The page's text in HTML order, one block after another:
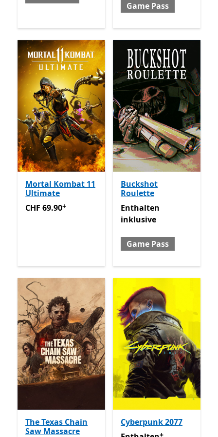
Game Pass
Mortal Kombat 11
Ultimate
CHF 69.90Enthält In-App-Käufe
CHF 69.90+
Buckshot
Roulette
Enthalten inklusive Game
Enthalten
inklusive
Game Pass
The Texas Chain
Saw Massacre
Cyberpunk 2077
+